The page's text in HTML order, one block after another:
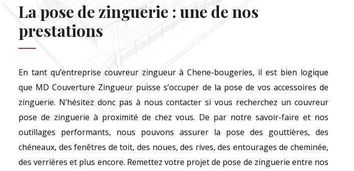
La pose de zinguerie : une de nos
prestations
En tant qu’entreprise couvreur zingueur à Chene-bougeries, il est bien logique
que MD Couverture Zingueur puisse s’occuper de la pose de vos accessoires de
zinguerie. N’hésitez donc pas à nous contacter si vous recherchez un couvreur
pose de zinguerie à proximité de chez vous. De par notre savoir-faire et nos
outillages performants, nous pouvons assurer la pose des gouttières, des
chéneaux, des fenêtres de toit, des noues, des rives, des entourages de cheminée,
des verrières et plus encore. Remettez votre projet de pose de zinguerie entre nos